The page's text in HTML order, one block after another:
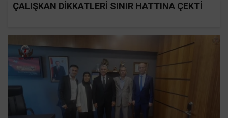
ÇALIŞKAN DİKKATLERİ SINIR HATTINA ÇEKTİ